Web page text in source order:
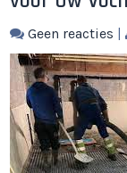
Geen reacties |